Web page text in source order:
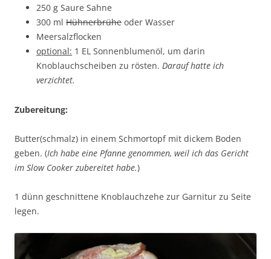
250 g Saure Sahne
300 ml Hühnerbrühe oder Wasser
Meersalzflocken
optional: 1 EL Sonnenblumenöl, um darin
Knoblauchscheiben zu rösten. Darauf hatte ich
verzichtet.
Zubereitung:
Butter(schmalz) in einem Schmortopf mit dickem Boden
geben. (Ich habe eine Pfanne genommen, weil ich das Gericht
im Slow Cooker zubereitet habe.)
1 dünn geschnittene Knoblauchzehe zur Garnitur zu Seite
legen.